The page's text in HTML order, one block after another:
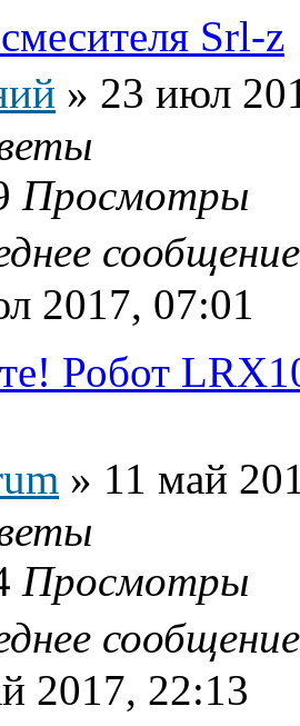
Srl-z
» 23 июл
Просмотры
2017, 07:01
Робот
» 11 май
Просмотры
2017, 22:13